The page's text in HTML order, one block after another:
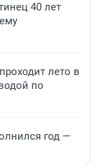
40 лет
лето в
по
год —